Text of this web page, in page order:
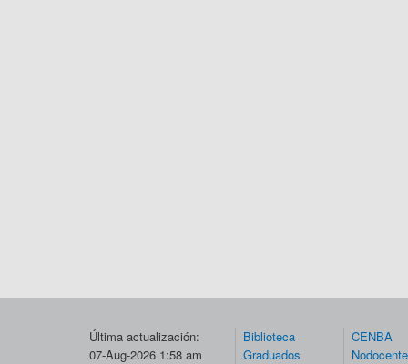
Última actualización:
07-Aug-2026 1:58 am
Biblioteca
Graduados
CENBA